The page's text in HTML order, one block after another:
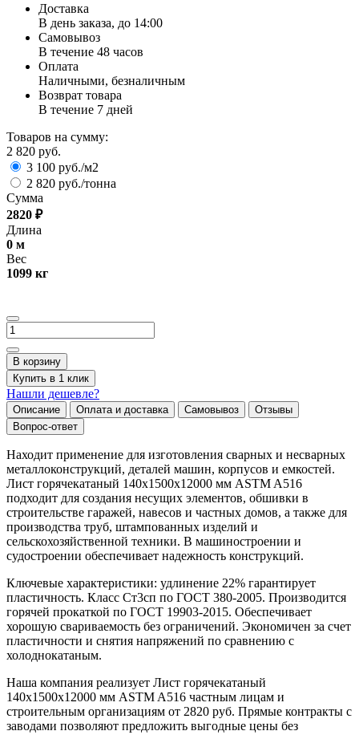
Доставка
В день заказа, до 14:00
Самовывоз
В течение 48 часов
Оплата
Наличными, безналичным
Возврат товара
В течение 7 дней
Товаров на сумму:
2 820 руб.
3 100 руб./м2
2 820 руб./тонна
Сумма
2820 ₽
Длина
0 м
Вес
1099 кг
В корзину
Купить в 1 клик
Нашли дешевле?
Описание Оплата и доставка Самовывоз
Отзывы
Вопрос-ответ
Находит применение для изготовления сварных и несварных
металлоконструкций, деталей машин, корпусов и емкостей.
Лист горячекатаный 140х1500х12000 мм ASTM A516
подходит для создания несущих элементов, обшивки в
строительстве гаражей, навесов и частных домов, а также для
производства труб, штампованных изделий и
сельскохозяйственной техники. В машиностроении и
судостроении обеспечивает надежность конструкций.
Ключевые характеристики: удлинение 22% гарантирует
пластичность. Класс Ст3сп по ГОСТ 380-2005. Производится
горячей прокаткой по ГОСТ 19903-2015. Обеспечивает
хорошую свариваемость без ограничений. Экономичен за счет
пластичности и снятия напряжений по сравнению с
холоднокатаным.
Наша компания реализует Лист горячекатаный
140х1500х12000 мм ASTM A516 частным лицам и
строительным организациям от 2820 руб. Прямые контракты с
заводами позволяют предложить выгодные цены без